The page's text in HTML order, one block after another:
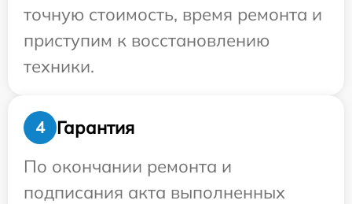
точную стоимость, время ремонта и
приступим к восстановлению
техники.
4
Гарантия
По окончании ремонта и
подписания акта выполненных